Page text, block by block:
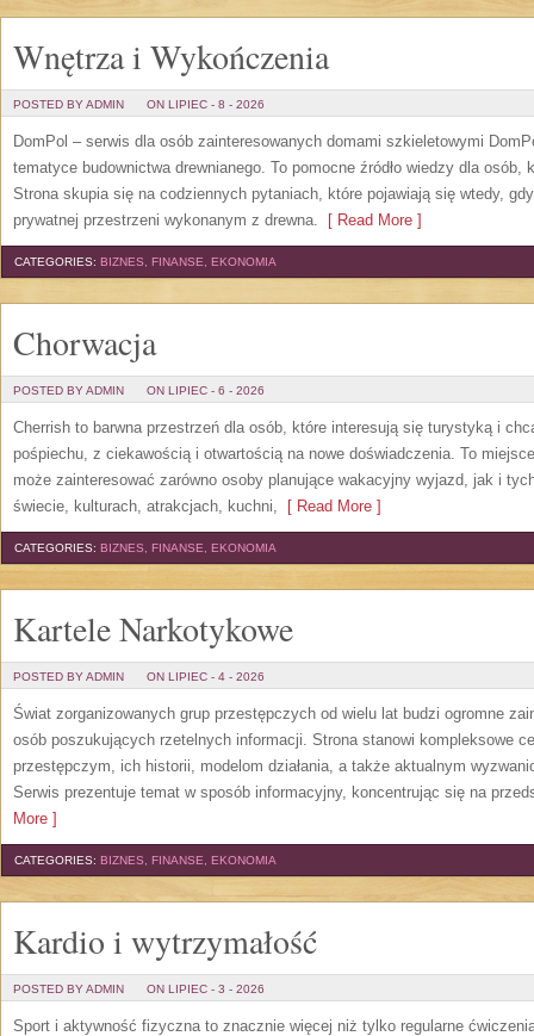
Wnętrza i Wykończenia
POSTED BY ADMIN ON LIPIEC - 8 - 2026
DomPol – serwis dla osób zainteresowanych domami szkieletowymi
tematyce budownictwa drewnianego. To pomocne źródło wiedzy dla
Strona skupia się na codziennych pytaniach, które pojawiają się wtedy,
prywatnej przestrzeni wykonanym z drewna. [ Read More ]
CATEGORIES: BIZNES, FINANSE, EKONOMIA
Chorwacja
POSTED BY ADMIN ON LIPIEC - 6 - 2026
Cherrish to barwna przestrzeń dla osób, które interesują się turystyką i
pośpiechu, z ciekawością i otwartością na nowe doświadczenia. To
może zainteresować zarówno osoby planujące wakacyjny wyjazd, jak i
świecie, kulturach, atrakcjach, kuchni, [ Read More ]
CATEGORIES: BIZNES, FINANSE, EKONOMIA
Kartele Narkotykowe
POSTED BY ADMIN ON LIPIEC - 4 - 2026
Świat zorganizowanych grup przestępczych od wielu lat budzi ogromne
osób poszukujących rzetelnych informacji. Strona stanowi kompleksowe
przestępczym, ich historii, modelom działania, a także aktualnym
Serwis prezentuje temat w sposób informacyjny, koncentrując się na
More ]
CATEGORIES: BIZNES, FINANSE, EKONOMIA
Kardio i wytrzymałość
POSTED BY ADMIN ON LIPIEC - 3 - 2026
Sport i aktywność fizyczna to znacznie więcej niż tylko regularne